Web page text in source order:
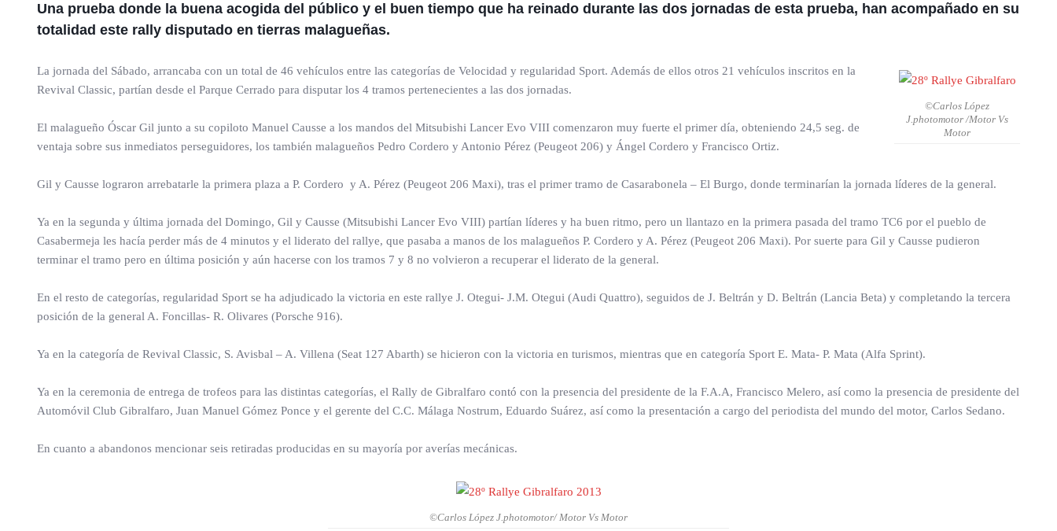
Una prueba donde la buena acogida del público y el buen tiempo que ha reinado durante las dos jornadas de esta prueba, han acompañado en su
totalidad este rally disputado en tierras malagueñas.
©Carlos López
J.photomotor /Motor Vs
Motor
La jornada del Sábado, arrancaba con un total de 46 vehículos entre las categorías de Velocidad y regularidad Sport. Además de ellos otros 21 vehículos inscritos en la
Revival Classic, partían desde el Parque Cerrado para disputar los 4 tramos pertenecientes a las dos jornadas.
El malagueño Óscar Gil junto a su copiloto Manuel Causse a los mandos del Mitsubishi Lancer Evo VIII comenzaron muy fuerte el primer día, obteniendo 24,5 seg. de
ventaja sobre sus inmediatos perseguidores, los también malagueños Pedro Cordero y Antonio Pérez (Peugeot 206) y Ángel Cordero y Francisco Ortiz.
Gil y Causse lograron arrebatarle la primera plaza a P. Cordero y A. Pérez (Peugeot 206 Maxi), tras el primer tramo de Casarabonela – El Burgo, donde terminarían la jornada líderes de la general.
Ya en la segunda y última jornada del Domingo, Gil y Causse (Mitsubishi Lancer Evo VIII) partían líderes y ha buen ritmo, pero un llantazo en la primera pasada del tramo TC6 por el pueblo de
Casabermeja les hacía perder más de 4 minutos y el liderato del rallye, que pasaba a manos de los malagueños P. Cordero y A. Pérez (Peugeot 206 Maxi). Por suerte para Gil y Causse pudieron
terminar el tramo pero en última posición y aún hacerse con los tramos 7 y 8 no volvieron a recuperar el liderato de la general.
En el resto de categorías, regularidad Sport se ha adjudicado la victoria en este rallye J. Otegui- J.M. Otegui (Audi Quattro), seguidos de J. Beltrán y D. Beltrán (Lancia Beta) y completando la tercera
posición de la general A. Foncillas- R. Olivares (Porsche 916).
Ya en la categoría de Revival Classic, S. Avisbal – A. Villena (Seat 127 Abarth) se hicieron con la victoria en turismos, mientras que en categoría Sport E. Mata- P. Mata (Alfa Sprint).
Ya en la ceremonia de entrega de trofeos para las distintas categorías, el Rally de Gibralfaro contó con la presencia del presidente de la F.A.A, Francisco Melero, así como la presencia de presidente del
Automóvil Club Gibralfaro, Juan Manuel Gómez Ponce y el gerente del C.C. Málaga Nostrum, Eduardo Suárez, así como la presentación a cargo del periodista del mundo del motor, Carlos Sedano.
En cuanto a abandonos mencionar seis retiradas producidas en su mayoría por averías mecánicas.
©Carlos López J.photomotor/ Motor Vs Motor